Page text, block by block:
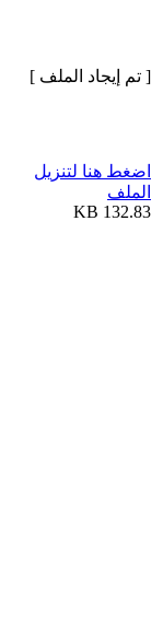
[ تم إيجاد الملف ]
اضغط هنا لتنزيل
الملف
132.83 KB